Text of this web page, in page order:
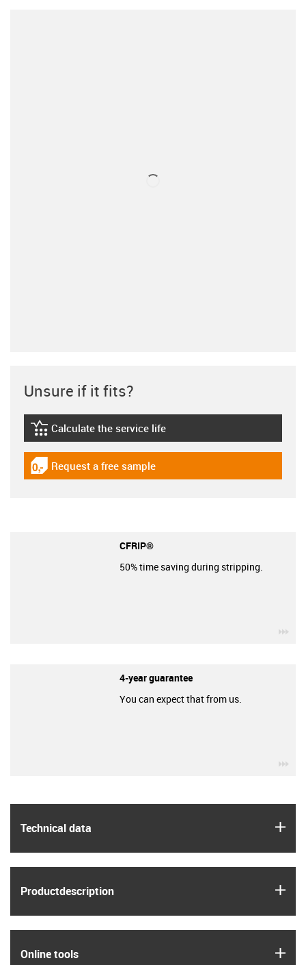
Technical data
Product­description
Online tools
Unsure if it fits?
igus-icon-lebensdauerrechner
Calculate the service life
igus-icon-gratismuster
Request a free sample
CFRIP®
50% time saving during stripping.
4-year guarantee
You can expect that from us.